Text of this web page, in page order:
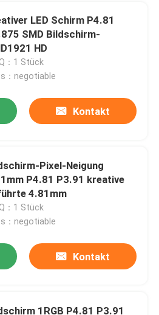
LED Schirm P4.81
SMD Bildschirm-
HD
：1 Stück
：negotiable
Kontakt
Pixel-Neigung
P4.81 P3.91 kreative
4.81mm
：1 Stück
：negotiable
Kontakt
1RGB P4.81 P3.91